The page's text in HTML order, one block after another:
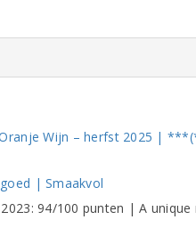
Wijn – herfst 2025 |
| Smaakvol
94/100 punten | A